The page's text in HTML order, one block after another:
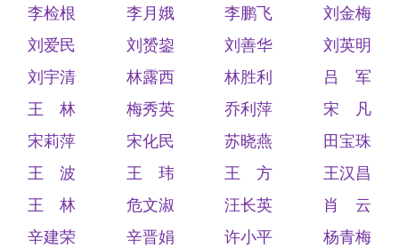
李检根
李月娥 李鹏飞
刘金梅
刘爱民
刘赟鋆 刘善华
刘英明
刘宇清
林露西 林胜利
吕 军
王 林
梅秀英 乔利萍
宋 凡
宋莉萍
宋化民 苏晓燕
田宝珠
王 波
王 玮 王 方
王汉昌
王 林
危文淑 汪长英
肖 云
辛建荣
辛晋娟 许小平
杨青梅